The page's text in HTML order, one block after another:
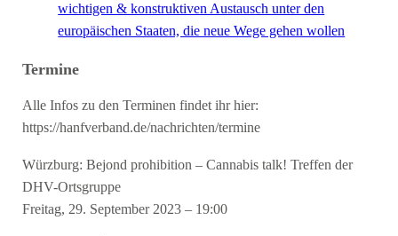
wichtigen & konstruktiven Austausch unter den
europäischen Staaten, die neue Wege gehen wollen
Termine
Alle Infos zu den Terminen findet ihr hier:
https://hanfverband.de/nachrichten/termine
Würzburg: Bejond prohibition – Cannabis talk! Treffen der
DHV-Ortsgruppe
Freitag, 29. September 2023 – 19:00